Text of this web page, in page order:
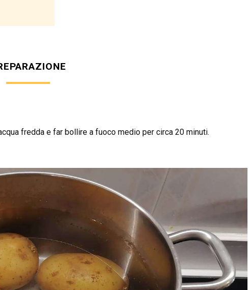
fredda e far bollire a fuoco medio per circa 20 minuti.